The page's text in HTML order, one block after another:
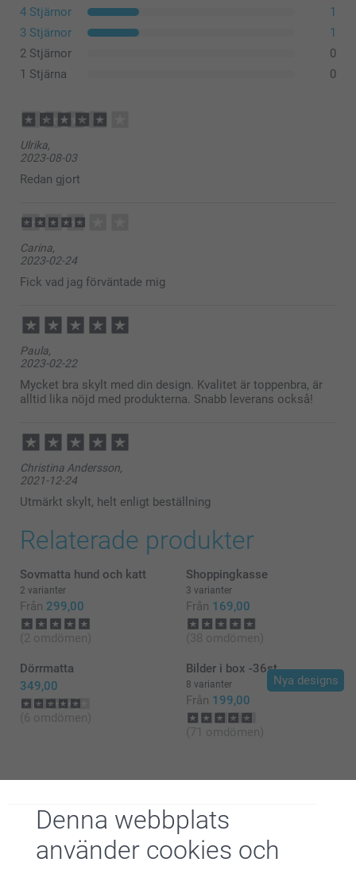
Denna webbplats
använder cookies och
4 Stjärnor
1
3 Stjärnor
1
2 Stjärnor
0
1 Stjärna
0
Ulrika,
2023-08-03
Redan gjort
Carina,
2023-02-24
Fick vad jag förväntade mig
Paula,
2023-02-22
Mycket bra skylt med din design. Kvalitet är toppenbra, är
alltid lika nöjd med produkterna. Snabb leverans också!
Christina Andersson,
2021-12-24
Utmärkt skylt, helt enligt beställning
Relaterade produkter
Sovmatta hund och katt
2 varianter
Från 299,00
(2 omdömen)
Shoppingkasse
3 varianter
Från 169,00
(38 omdömen)
Dörrmatta
349,00
(6 omdömen)
Nya designs
Bilder i box -36st
8 varianter
Från 199,00
(71 omdömen)
Varför smartphoto?